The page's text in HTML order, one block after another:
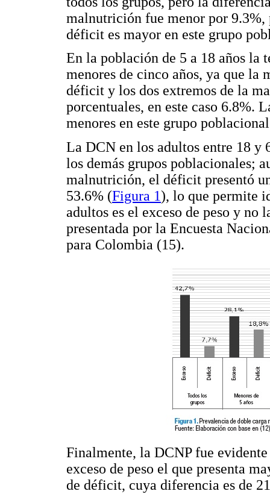
malnutrición fue menor por
déficit es mayor en este grupo
En la población de 5 a 18 años la
menores de cinco años, ya que la
déficit y los dos extremos de la
porcentuales, en este caso 6.8%.
menores en este grupo
La DCN en los adultos entre 18 y
los demás grupos poblacionales;
malnutrición, el déficit presentó
53.6% (Figura 1), lo que permite
adultos es el exceso de peso y no
presentada por la Encuesta
para Colombia (15).
Finalmente, la DCNP fue
exceso de peso el que presenta
de déficit, cuya diferencia es de